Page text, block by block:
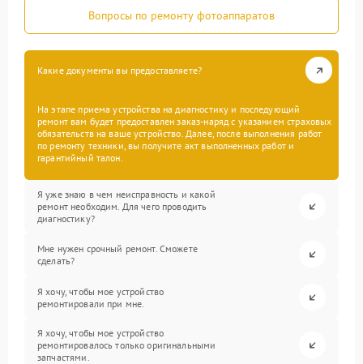
Вопросы по ремонту фотоаппаратов
Какие документы вы предоставляете?
На этапе приема устройства на диагностику и последующий
ремонт вам будет предоставлен заказ-наряд с указанием страховых
обязательств на ваше устройство. Далее, после выполнения работ
по ремонту техники, вы получите акт выполненных работ и
гарантийный талон.
Я уже знаю в чем неисправность и какой
ремонт необходим. Для чего проводить
диагностику?
Мне нужен срочный ремонт. Сможете
сделать?
Я хочу, чтобы мое устройство
ремонтировали при мне.
Я хочу, чтобы мое устройство
ремонтировалось только оригинальными
запчастями.